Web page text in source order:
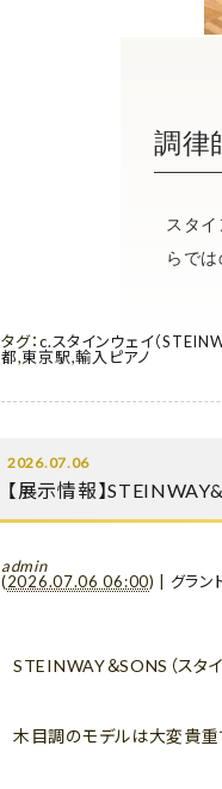
調律
スタ
らで
タグ：c.スタインウェイ（
都,東京駅,輸入ピアノ
2026.07.06
【展示情報】
admin
(2026.07.06 06:00) グラン
STEINWAY＆SONS（スタ
木目調のモデルは大変貴重